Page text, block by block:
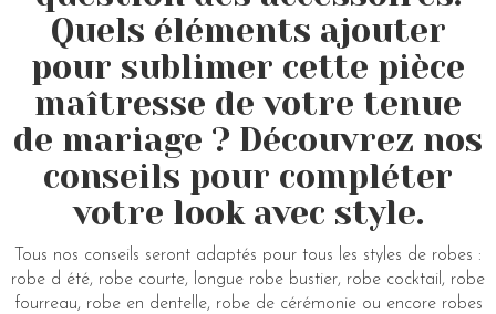
Quels éléments ajouter
pour sublimer cette pièce
maîtresse de votre tenue
de mariage ? Découvrez nos
conseils pour compléter
votre look avec style.
Tous nos conseils seront adaptés pour tous les styles de robes :
robe d été, robe courte, longue robe bustier, robe cocktail, robe
fourreau, robe en dentelle, robe de cérémonie ou encore robes